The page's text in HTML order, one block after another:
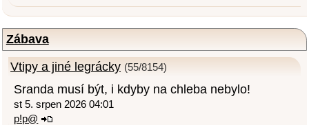
Zábava
Vtipy a jiné legrácky (55/8154)
Sranda musí být, i kdyby na chleba nebylo!
st 5. srpen 2026 04:01
p!p@